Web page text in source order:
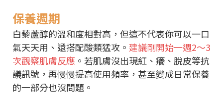
保養週期
白藜蘆醇的溫和度相對高，但這不代表你可以一口
氣天天用、還搭配酸類猛攻。 建議剛開始一週2～3
次觀察肌膚反應 。若肌膚沒出現紅、癢、脫皮等抗
議訊號，再慢慢提高使用頻率，甚至變成日常保養
的一部分也沒問題。